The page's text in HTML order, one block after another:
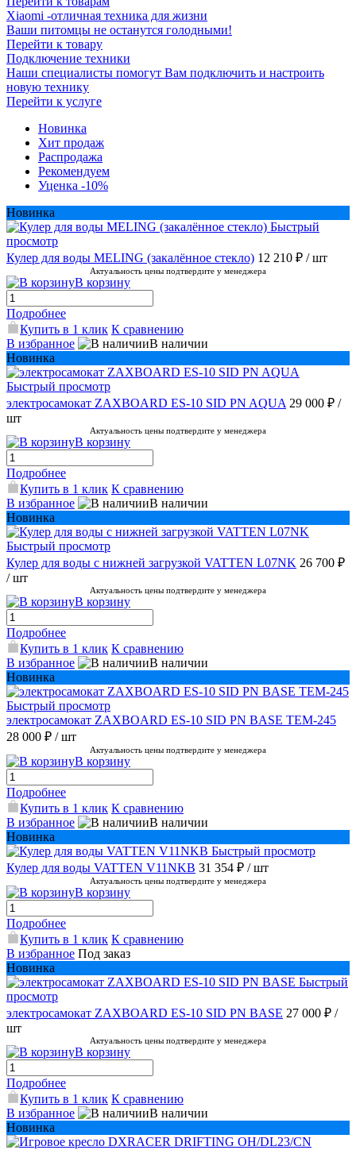
Xiaomi -отличная техника для жизни
Ваши питомцы не останутся голодными!
Перейти к товару
Подключение техники
Наши специалисты помогут Вам подключить и настроить
новую технику
Перейти к услуге
Новинка
Хит продаж
Распродажа
Рекомендуем
Уценка -10%
Новинка
Быстрый
просмотр
Кулер для воды MELING (закалённое стекло) 12 210 ₽ / шт
Актуальность цены подтвердите у менеджера
В корзину
Подробнее
Купить в 1 клик К сравнению
В избранное
В наличии
Новинка
Быстрый просмотр
электросамокат ZAXBOARD ES-10 SID PN AQUA 29 000 ₽ /
шт
Актуальность цены подтвердите у менеджера
В корзину
Подробнее
Купить в 1 клик К сравнению
В избранное
В наличии
Новинка
Быстрый просмотр
Кулер для воды с нижней загрузкой VATTEN L07NK 26 700 ₽
/ шт
Актуальность цены подтвердите у менеджера
В корзину
Подробнее
Купить в 1 клик К сравнению
В избранное
В наличии
Новинка
Быстрый просмотр
электросамокат ZAXBOARD ES-10 SID PN BASE TEM-245
28 000 ₽ / шт
Актуальность цены подтвердите у менеджера
В корзину
Подробнее
Купить в 1 клик К сравнению
В избранное
В наличии
Новинка
Быстрый просмотр
Кулер для воды VATTEN V11NKB 31 354 ₽ / шт
Актуальность цены подтвердите у менеджера
В корзину
Подробнее
Купить в 1 клик К сравнению
В избранное Под заказ
Новинка
Быстрый
просмотр
электросамокат ZAXBOARD ES-10 SID PN BASE 27 000 ₽ /
шт
Актуальность цены подтвердите у менеджера
В корзину
Подробнее
Купить в 1 клик К сравнению
В избранное
В наличии
Новинка